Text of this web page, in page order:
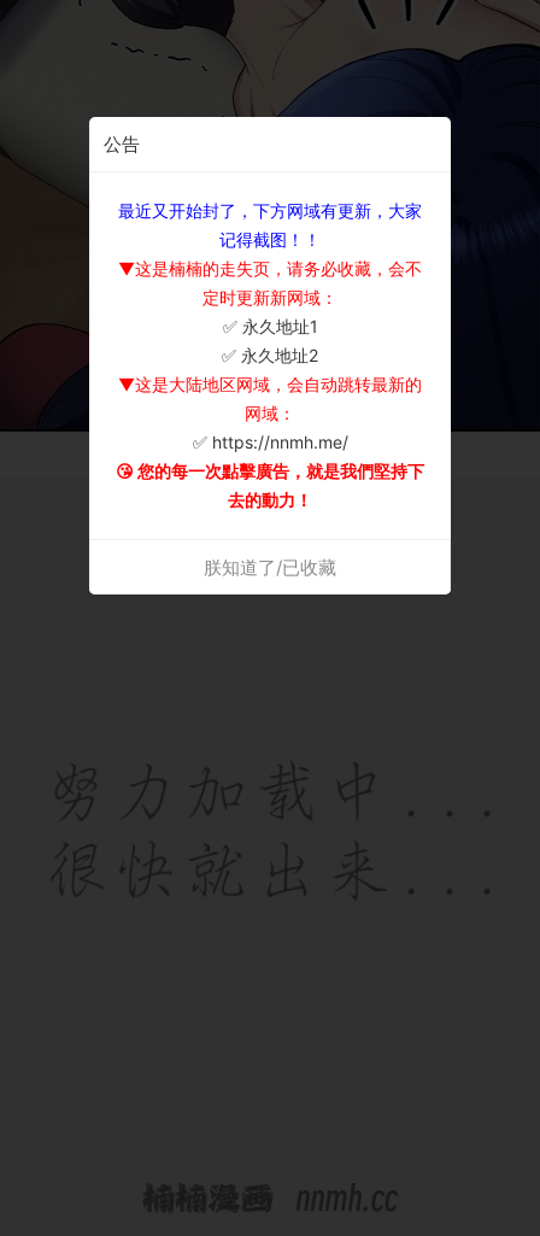
公告
最近又开始封了，下方网域有更新，大家
记得截图！！
▼这是楠楠的走失页，请务必收藏，会不
定时更新新网域：
✅ 永久地址1
✅ 永久地址2
▼这是大陆地区网域，会自动跳转最新的
网域：
✅ https://nnmh.me/
😘 您的每一次點擊廣告，就是我們堅持下
去的動力！
朕知道了/已收藏